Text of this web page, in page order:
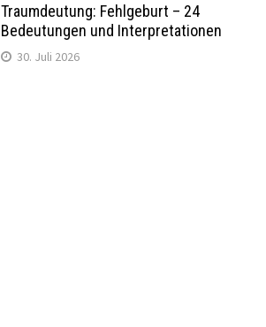
Traumdeutung: Fehlgeburt – 24
Bedeutungen und Interpretationen
30. Juli 2026